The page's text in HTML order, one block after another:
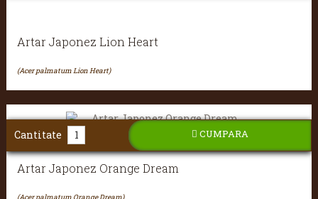
Artar Japonez Lion Heart
(Acer palmatum Lion Heart)
Artar Japonez Orange Dream
(Acer palmatum Orange Dream)
Cantitate CUMPARA